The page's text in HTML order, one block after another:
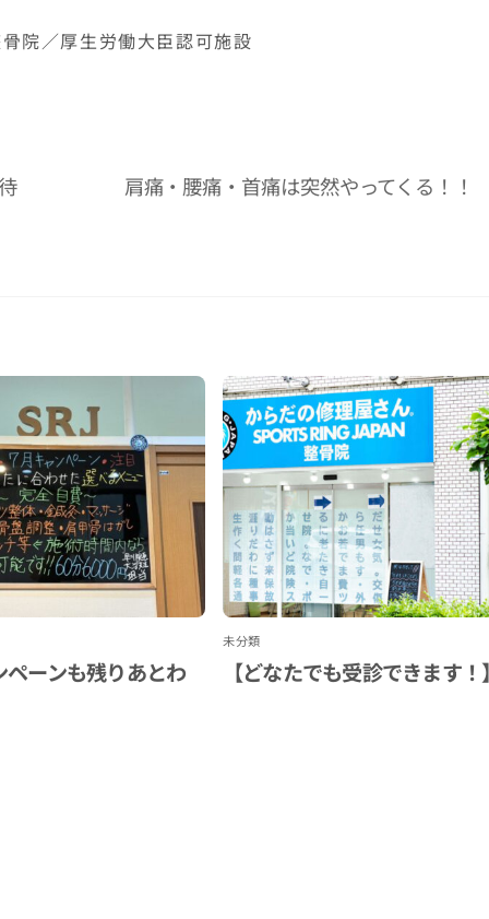
院／厚生労働大臣認可施設
肩痛・腰痛・首痛は突然やってくる！！
ペーンも残りあとわ
未分類
【どなたでも受診できます！